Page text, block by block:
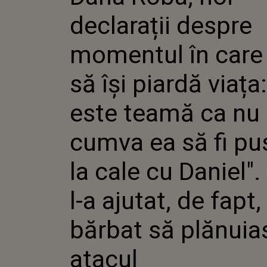
ERA SĂ
VIAȚA:
TEAMĂ
CALE
L-A
BĂRBAT
declarații despre
momentul în care
să își piardă
este teamă ca nu
cumva ea să fi
la cale cu Daniel".
l-a ajutat, de fapt,
bărbat să
atacul